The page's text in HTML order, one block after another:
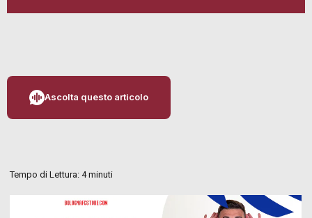
Ascolta questo articolo
Tempo di Lettura:4 minuti